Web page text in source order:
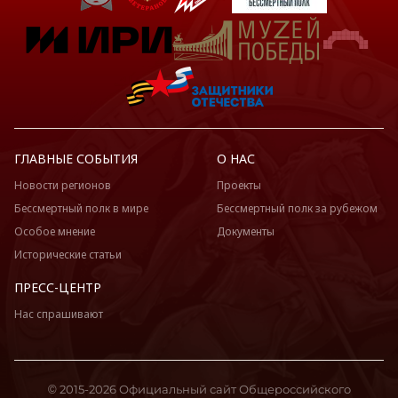
Луганская Народная Республика
Магаданская область
Марий Эл
Московская область
Мурманская область
Ненецкий АО
Нижегородская область
Новгородская область
Новосибирская область
ГЛАВНЫЕ СОБЫТИЯ
Новости регионов
Бессмертный полк в мире
Особое мнение
Исторические статьи
О НАС
Проекты
Бессмертный полк за рубежом
Документы
ПРЕСС-ЦЕНТР
Нас спрашивают
© 2015-2026 Официальный сайт Общероссийского